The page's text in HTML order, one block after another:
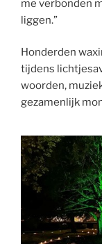
me verbonden
liggen.”
Honderden
tijdens
woorden,
gezamenlijk